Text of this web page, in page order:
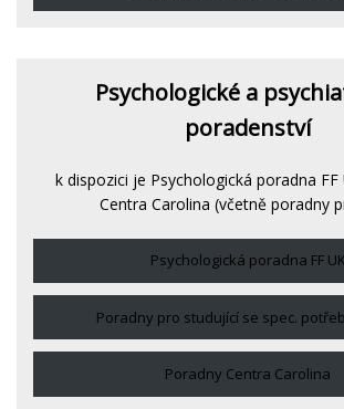
Psychologické a
poradenství
k dispozici je Psychologická poradna
Centra Carolina (včetně poradny
Psychologická poradna FF UK
Poradny pro studující se spec.
Poradny Centra Carolina